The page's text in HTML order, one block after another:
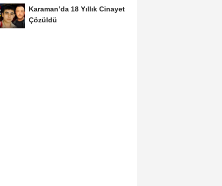
Karaman’da 18 Yıllık Cinayet
Çözüldü